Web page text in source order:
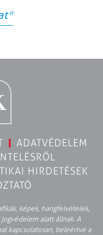
*
ADATVÉDELEM
HIRDETÉSEK
képek, hangfelvételek,
alatt állnak. A
kapcsolatosan, beleértve a